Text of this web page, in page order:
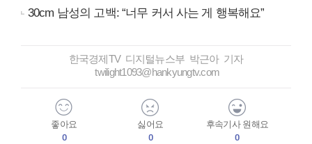
30cm 남성의 고백: “너무 커서 사는 게 행복해요”
한국경제TV 디지털뉴스부 박근아 기자
twilight1093@hankyungtv.com
좋아요
0
싫어요
0
후속기사 원해요
0